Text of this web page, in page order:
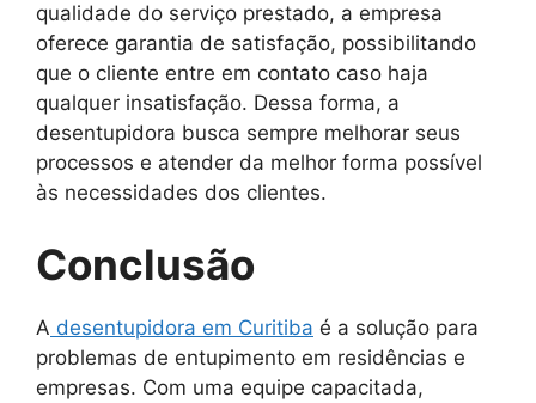
qualidade do serviço prestado, a empresa
oferece garantia de satisfação, possibilitando
que o cliente entre em contato caso haja
qualquer insatisfação. Dessa forma, a
desentupidora busca sempre melhorar seus
processos e atender da melhor forma possível
às necessidades dos clientes.
Conclusão
A desentupidora em Curitiba é a solução para
problemas de entupimento em residências e
empresas. Com uma equipe capacitada,